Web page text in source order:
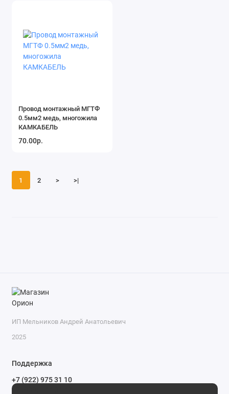
Провод монтажный МГТФ
0.5мм2 медь, многожила
КАМКАБЕЛЬ
70.00р.
1 2 > >|
ИП Мельников Андрей Анатольевич
2025
Поддержка
+7 (922) 975 31 10
+7 (909) 144 34 47